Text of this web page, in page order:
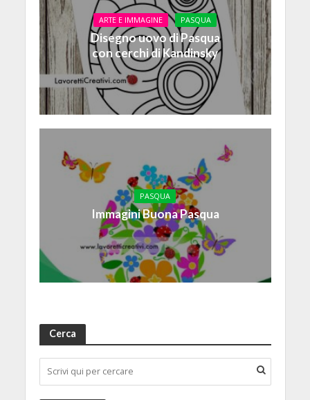
ARTE E IMMAGINE PASQUA
Disegno uovo di Pasqua
con cerchi di Kandinsky
PASQUA
Immagini Buona Pasqua
Cerca